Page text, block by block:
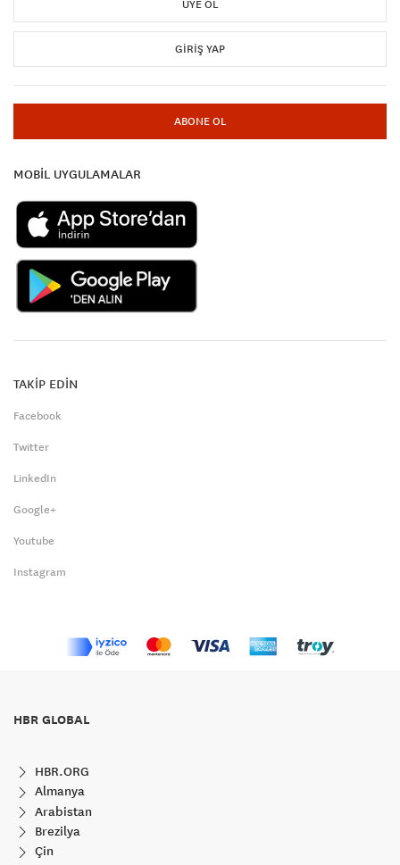
ÜYE OL
GIRIŞ YAP
ABONE OL
MOBİL UYGULAMALAR
TAKİP EDİN
Facebook
Twitter
LinkedIn
Google+
Youtube
Instagram
HBR GLOBAL
HBR.ORG
Almanya
Arabistan
Brezilya
Çin